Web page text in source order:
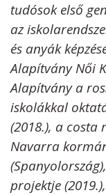
tudósok első
az
és anyák
Alapítvány Női
Alapítvány a
iskolákkal
(2018.), a costa
Navarra
projektje